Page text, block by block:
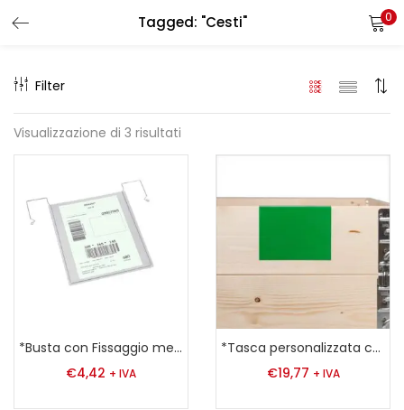
Tagged: "Cesti" 0
Filter
Visualizzazione di 3 risultati
*Busta con Fissaggio metallico A4 Verticale 280 x 325 mm
€4,42 + IVA
*Tasca personalizzata con dicitura
€19,77 + IVA
Enter your username and password to login.
Remember me
Lost password?